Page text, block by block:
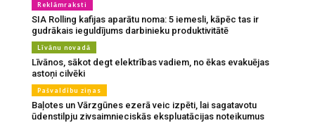
Reklāmraksti
SIA Rolling kafijas aparātu noma: 5 iemesli, kāpēc tas ir
gudrākais ieguldījums darbinieku produktivitātē
Līvānu novadā
Līvānos, sākot degt elektrības vadiem, no ēkas evakuējas
astoņi cilvēki
Pašvaldību ziņas
Baļotes un Vārzgūnes ezerā veic izpēti, lai sagatavotu
ūdenstilpju zivsaimnieciskās ekspluatācijas noteikumus